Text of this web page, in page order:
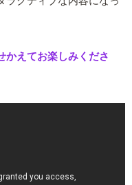
かえてお楽しみくださ